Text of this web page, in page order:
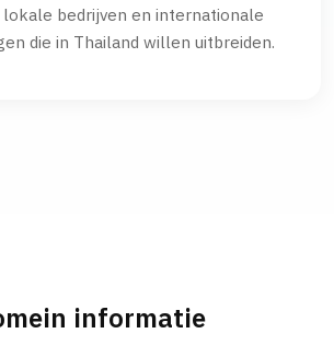
bedrijven en internationale
die in Thailand willen uitbreiden.
informatie